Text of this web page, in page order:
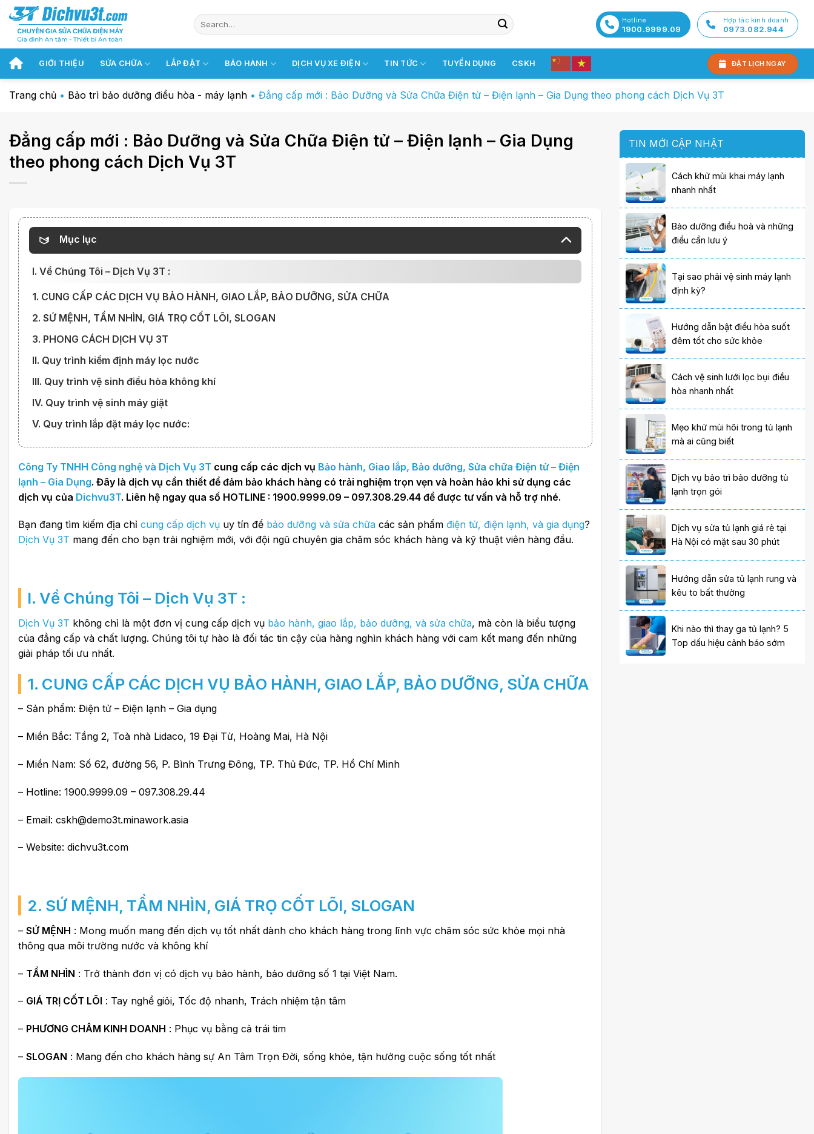
Chuyển
đến
dung
Hotline
1900.9999.09
Hợp tác kinh doanh
0973.082.944
GIỚI THIỆU SỬA CHỮA LẮP ĐẶT BẢO HÀNH DỊCH VỤ XE ĐIỆN TIN TỨC TUYỂN DỤNG CSKH ĐẶT LỊCH NGAY
Trang chủ • Bảo trì bảo dưỡng điều hòa - máy lạnh • Đẳng cấp mới : Bảo Dưỡng và Sửa Chữa Điện tử – Điện lạnh – Gia Dụng theo phong cách Dịch Vụ 3T
Đẳng cấp mới : Bảo Dưỡng và Sửa Chữa Điện tử – Điện lạnh – Gia Dụng
theo phong cách Dịch Vụ 3T
Mục lục
I. Về Chúng Tôi – Dịch Vụ 3T :
1. CUNG CẤP CÁC DỊCH VỤ BẢO HÀNH, GIAO LẮP, BẢO DƯỠNG, SỬA CHỮA
2. SỨ MỆNH, TẦM NHÌN, GIÁ TRỌ CỐT LÕI, SLOGAN
3. PHONG CÁCH DỊCH VỤ 3T
II. Quy trình kiểm định máy lọc nước
III. Quy trình vệ sinh điều hòa không khí
IV. Quy trình vệ sinh máy giặt
V. Quy trình lắp đặt máy lọc nước:
Công Ty TNHH Công nghệ và Dịch Vụ 3T cung cấp các dịch vụ Bảo hành, Giao lắp, Bảo dưỡng, Sửa chữa Điện tử – Điện
lạnh – Gia Dụng. Đây là dịch vụ cần thiết để đảm bảo khách hàng có trải nghiệm trọn vẹn và hoàn hảo khi sử dụng các
dịch vụ của Dichvu3T. Liên hệ ngay qua số HOTLINE : 1900.9999.09 – 097.308.29.44 để được tư vấn và hỗ trợ nhé.
Bạn đang tìm kiếm địa chỉ cung cấp dịch vụ uy tín để bảo dưỡng và sửa chữa các sản phẩm điện tử, điện lạnh, và gia dụng?
Dịch Vụ 3T mang đến cho bạn trải nghiệm mới, với đội ngũ chuyên gia chăm sóc khách hàng và kỹ thuật viên hàng đầu.
I. Về Chúng Tôi – Dịch Vụ 3T :
Dịch Vụ 3T không chỉ là một đơn vị cung cấp dịch vụ bảo hành, giao lắp, bảo dưỡng, và sửa chữa, mà còn là biểu tượng
của đẳng cấp và chất lượng. Chúng tôi tự hào là đối tác tin cậy của hàng nghìn khách hàng với cam kết mang đến những
giải pháp tối ưu nhất.
1. CUNG CẤP CÁC DỊCH VỤ BẢO HÀNH, GIAO LẮP, BẢO DƯỠNG, SỬA CHỮA
– Sản phẩm: Điện tử – Điện lạnh – Gia dụng
– Miền Bắc: Tầng 2, Toà nhà Lidaco, 19 Đại Từ, Hoàng Mai, Hà Nội
– Miền Nam: Số 62, đường 56, P. Bình Trưng Đông, TP. Thủ Đức, TP. Hồ Chí Minh
– Hotline: 1900.9999.09 – 097.308.29.44
– Email: cskh@demo3t.minawork.asia
– Website: dichvu3t.com
2. SỨ MỆNH, TẦM NHÌN, GIÁ TRỌ CỐT LÕI, SLOGAN
– SỨ MỆNH : Mong muốn mang đến dịch vụ tốt nhất dành cho khách hàng trong lĩnh vực chăm sóc sức khỏe mọi nhà
thông qua môi trường nước và không khí
– TẦM NHÌN : Trở thành đơn vị có dịch vụ bảo hành, bảo dưỡng số 1 tại Việt Nam.
– GIÁ TRỊ CỐT LÕI : Tay nghề giỏi, Tốc độ nhanh, Trách nhiệm tận tâm
– PHƯƠNG CHÂM KINH DOANH : Phục vụ bằng cả trái tim
– SLOGAN : Mang đến cho khách hàng sự An Tâm Trọn Đời, sống khỏe, tận hưởng cuộc sống tốt nhất
TIN MỚI CẬP NHẬT
Cách khử mùi khai máy lạnh
nhanh nhất
Bảo dưỡng điều hoà và những
điều cần lưu ý
Tại sao phải vệ sinh máy lạnh
định kỳ?
Hướng dẫn bật điều hòa suốt
đêm tốt cho sức khỏe
Cách vệ sinh lưới lọc bụi điều
hòa nhanh nhất
Mẹo khử mùi hôi trong tủ lạnh
mà ai cũng biết
Dịch vụ bảo trì bảo dưỡng tủ
lạnh trọn gói
Dịch vụ sửa tủ lạnh giá rẻ tại
Hà Nội có mặt sau 30 phút
Hướng dẫn sửa tủ lạnh rung và
kêu to bất thường
Khi nào thì thay ga tủ lạnh? 5
Top dấu hiệu cảnh báo sớm